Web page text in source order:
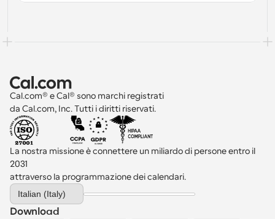
Cal.com® e Cal® sono marchi registrati
da Cal.com, Inc. Tutti i diritti riservati.
La nostra missione è connettere un miliardo di persone entro il
2031
attraverso la programmazione dei calendari.
Select Language
Italian (Italy)
Download